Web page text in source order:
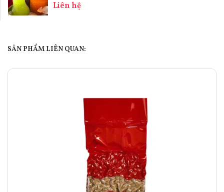
Liên hệ
SẢN PHẨM LIÊN QUAN: